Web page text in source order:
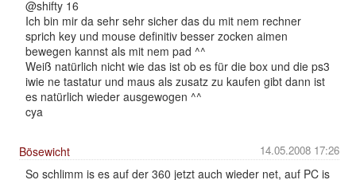
@shifty 16
Ich bin mir da sehr sehr sicher das du mit nem rechner
sprich key und mouse definitiv besser zocken aimen
bewegen kannst als mit nem pad ^^
Weiß natürlich nicht wie das ist ob es für die box und die ps3
iwie ne tastatur und maus als zusatz zu kaufen gibt dann ist
es natürlich wieder ausgewogen ^^
cya
14.05.2008 17:26
Bösewicht
So schlimm is es auf der 360 jetzt auch wieder net, auf PC is